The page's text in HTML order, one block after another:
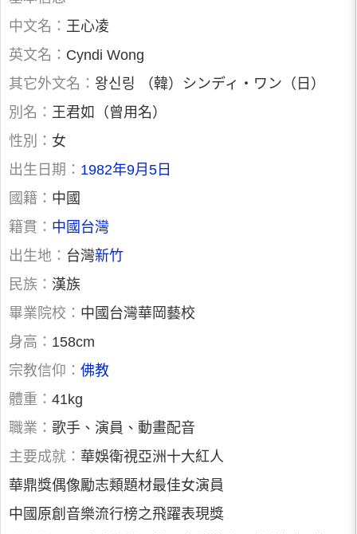
中文名： 王心凌
英文名： Cyndi Wong
其它外文名： 왕신링 （韓）シンディ・ワン（日）
別名： 王君如（曾用名）
性別： 女
出生日期： 1982年9月5日
國籍： 中國
籍貫： 中國 台灣
出生地： 台灣新竹
民族： 漢族
畢業院校： 中國台灣華岡藝校
身高： 158cm
宗教信仰： 佛教
體重： 41kg
職業： 歌手、演員、動畫配音
主要成就： 華娛衛視亞洲十大紅人
華鼎獎偶像勵志類題材最佳女演員
中國原創音樂流行榜之飛躍表現獎